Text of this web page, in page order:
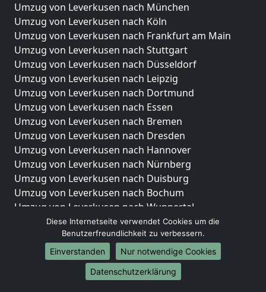
Umzug von Leverkusen nach München
Umzug von Leverkusen nach Köln
Umzug von Leverkusen nach Frankfurt am Main
Umzug von Leverkusen nach Stuttgart
Umzug von Leverkusen nach Düsseldorf
Umzug von Leverkusen nach Leipzig
Umzug von Leverkusen nach Dortmund
Umzug von Leverkusen nach Essen
Umzug von Leverkusen nach Bremen
Umzug von Leverkusen nach Dresden
Umzug von Leverkusen nach Hannover
Umzug von Leverkusen nach Nürnberg
Umzug von Leverkusen nach Duisburg
Umzug von Leverkusen nach Bochum
Umzug von Leverkusen nach Wuppertal
Umzug von Leverkusen nach Bielefeld
Umzug von Leverkusen nach Bonn
Umzug von Leverkusen nach Münster
Internationale-Umzüge
Diese Internetseite verwendet Cookies um die
Benutzerfreundlichkeit zu verbessern.
Einverstanden
Nur notwendige Cookies
Datenschutzerklärung